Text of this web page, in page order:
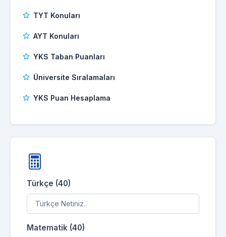
TYT Konuları
AYT Konuları
YKS Taban Puanları
Üniversite Sıralamaları
YKS Puan Hesaplama
Türkçe (40)
Matematik (40)